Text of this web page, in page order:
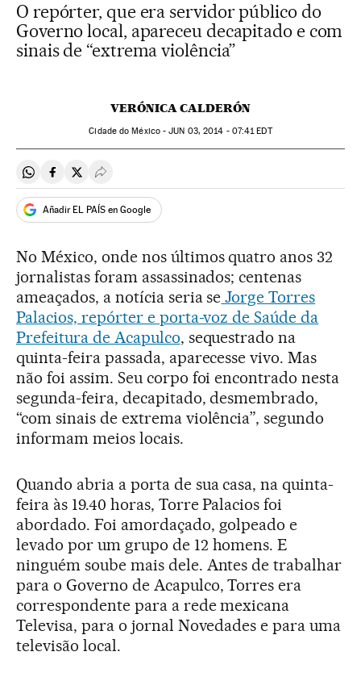
O repórter, que era servidor público do
Governo local, apareceu decapitado e com
sinais de “extrema violência”
VERÓNICA CALDERÓN
Cidade do México -JUN 03, 2014 - 07:41EDT
Compartir en Whatsapp
Compartir en Facebook
Compartir en Twitter
Desplegar Redes Sociales
Añadir EL PAÍS en Google
No México, onde nos últimos quatro anos 32
jornalistas foram assassinados; centenas
ameaçados, a notícia seria se Jorge Torres
Palacios, repórter e porta-voz de Saúde da
Prefeitura de Acapulco, sequestrado na
quinta-feira passada, aparecesse vivo. Mas
não foi assim. Seu corpo foi encontrado nesta
segunda-feira, decapitado, desmembrado,
“com sinais de extrema violência”, segundo
informam meios locais.
Quando abria a porta de sua casa, na quinta-
feira às 19.40 horas, Torre Palacios foi
abordado. Foi amordaçado, golpeado e
levado por um grupo de 12 homens. E
ninguém soube mais dele. Antes de trabalhar
para o Governo de Acapulco, Torres era
correspondente para a rede mexicana
Televisa, para o jornal Novedades e para uma
televisão local.